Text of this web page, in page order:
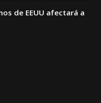
de EEUU afectará a